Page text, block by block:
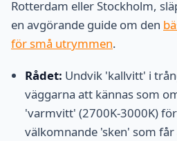
Rotterdam eller Stockholm,
en avgörande guide om den
för små utrymmen.
Rådet: Undvik 'kallvitt' i
väggarna att kännas som
'varmvitt' (2700K-3000K)
välkomnande 'sken' som